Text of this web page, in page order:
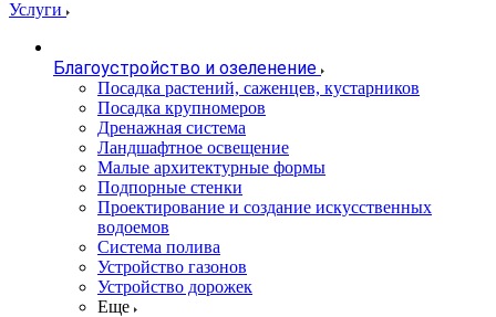
Услуги
Благоустройство и озеленение
Посадка растений, саженцев, кустарников
Посадка крупномеров
Дренажная система
Ландшафтное освещение
Малые архитектурные формы
Подпорные стенки
Проектирование и создание искусственных
водоемов
Система полива
Устройство газонов
Устройство дорожек
Еще